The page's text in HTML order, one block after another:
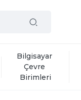
Bilgisayar
Çevre
Birimleri